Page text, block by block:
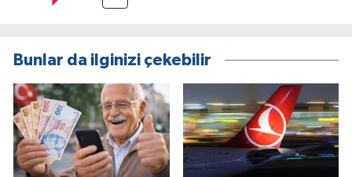
Bunlar da ilginizi çekebilir